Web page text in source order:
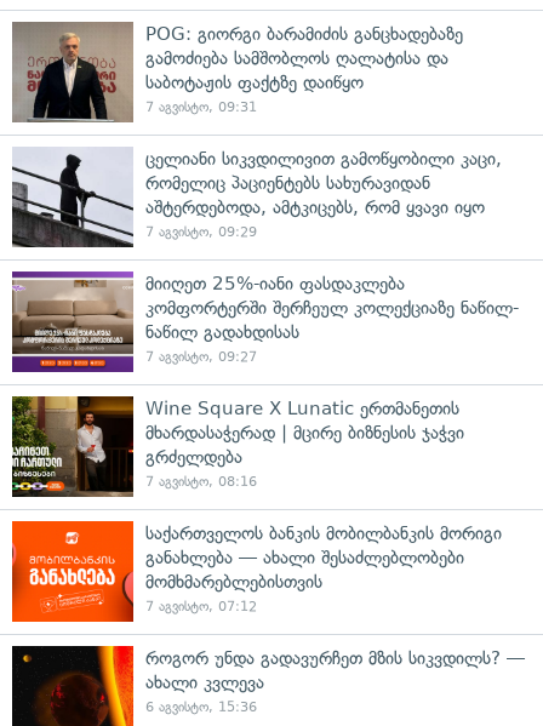
POG: გიორგი ბარამიძის განცხადებაზე
გამოძიება სამშობლოს ღალატისა და
საბოტაჟის ფაქტზე დაიწყო
7 აგვისტო, 09:31
ცელიანი სიკვდილივით გამოწყობილი კაცი,
რომელიც პაციენტებს სახურავიდან
აშტერდებოდა, ამტკიცებს, რომ ყვავი იყო
7 აგვისტო, 09:29
მიიღეთ 25%-იანი ფასდაკლება
კომფორტერში შერჩეულ კოლექციაზე ნაწილ-
ნაწილ გადახდისას
7 აგვისტო, 09:27
Wine Square X Lunatic ერთმანეთის
მხარდასაჭერად | მცირე ბიზნესის ჯაჭვი
გრძელდება
7 აგვისტო, 08:16
საქართველოს ბანკის მობილბანკის მორიგი
განახლება — ახალი შესაძლებლობები
მომხმარებლებისთვის
7 აგვისტო, 07:12
როგორ უნდა გადავურჩეთ მზის სიკვდილს? —
ახალი კვლევა
6 აგვისტო, 15:36